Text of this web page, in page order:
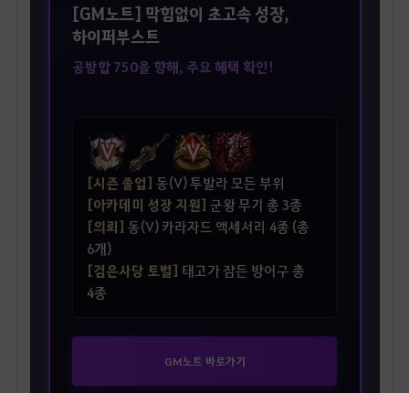
[GM노트] 막힘없이 초고속 성장,
하이퍼부스트
공방합 750을 향해, 주요 혜택 확인!
[시즌 졸업] 동(V) 투발라 모든 부위
[아카데미 성장 지원] 군왕 무기 총 3종
[의뢰] 동(V) 카라자드 액세서리 4종 (총
6개)
[검은사당 토벌] 태고가 잠든 방어구 총
4종
GM노트 바로가기